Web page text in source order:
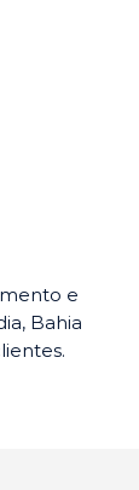
e
Bahia